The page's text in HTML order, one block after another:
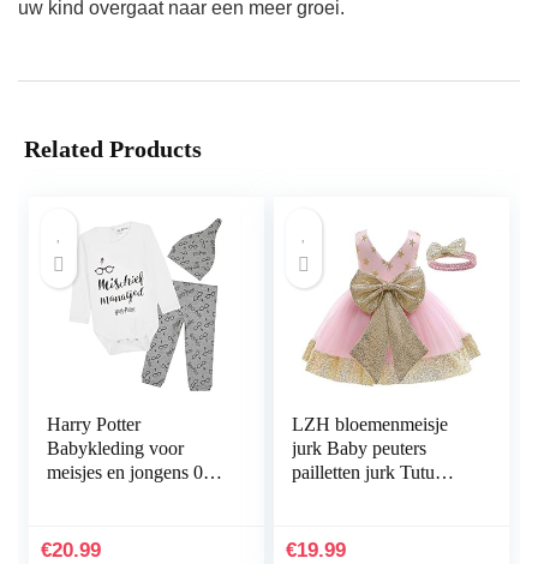
uw kind overgaat naar een meer groei.
Related Products
Harry Potter
Babykleding voor
meisjes en jongens 0-
lange mouwen, legging
€20.99
LZH bloemenmeisje
jurk Baby peuters
pailletten jurk Tutu
€19.99